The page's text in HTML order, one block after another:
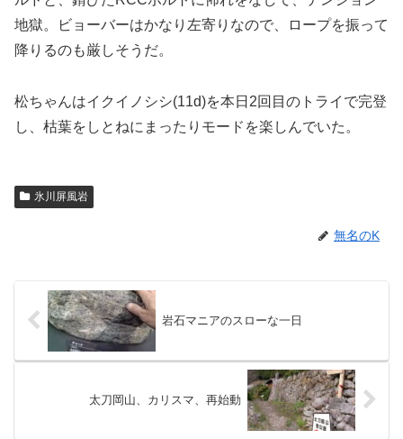
地獄。ビョーバーはかなり左寄りなので、ロープを振って
降りるのも厳しそうだ。
松ちゃんはイクイノシシ(11d)を本日2回目のトライで完登
し、枯葉をしとねにまったりモードを楽しんでいた。
氷川屏風岩
無名のK
岩石マニアのスローな一日
太刀岡山、カリスマ、再始動